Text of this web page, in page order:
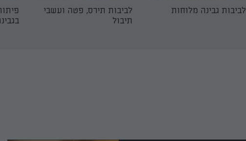
לביבות גבינה מלוחות
לביבות תירס, פטה ועשבי
תיבול